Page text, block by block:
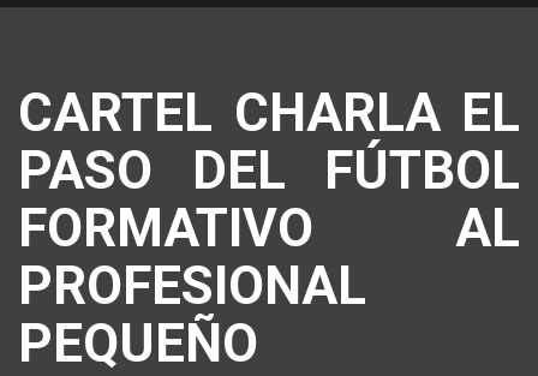
CARTEL CHARLA EL
PASO DEL FÚTBOL
FORMATIVO AL
PROFESIONAL
PEQUEÑO